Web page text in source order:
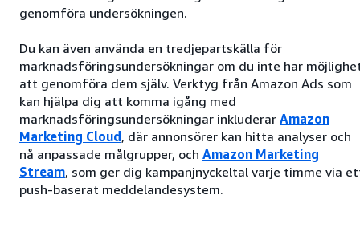
genomföra undersökningen.
Du kan även använda en tredjepartskälla för
marknadsföringsundersökningar om du inte har
att genomföra dem själv. Verktyg från Amazon Ads som
kan hjälpa dig att komma igång med
marknadsföringsundersökningar inkluderar Amazon
Marketing Cloud , där annonsörer kan hitta analyser och
nå anpassade målgrupper, och Amazon Marketing
Stream, som ger dig kampanjnyckeltal varje timme via
push-baserat meddelandesystem.